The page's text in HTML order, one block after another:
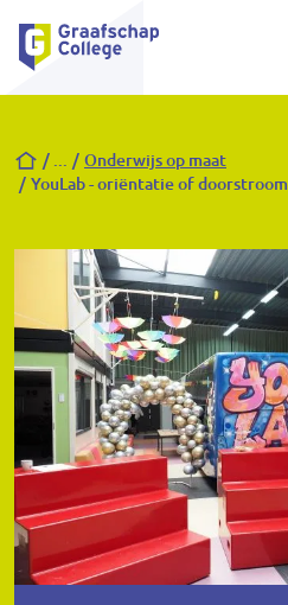
Kruimelpad
Onderwijs op maat
YouLab - oriëntatie of doorstroom